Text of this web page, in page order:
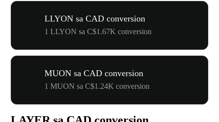
LLYON sa CAD conversion
1 LLYON sa C$1.67K conversion
MUON sa CAD conversion
1 MUON sa C$1.24K conversion